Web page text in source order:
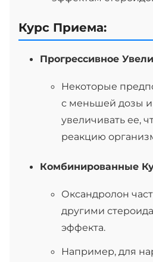
Курс Приема:
Прогрессивное
Некоторые
с меньшей дозы
увеличивать ее,
реакцию
Комбинированные
Оксандролон
другими
эффекта.
Например, для